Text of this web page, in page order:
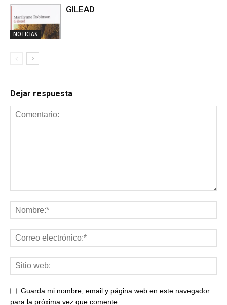
NOTICIAS
GILEAD
Dejar respuesta
Guarda mi nombre, email y página web en este navegador
para la próxima vez que comente.